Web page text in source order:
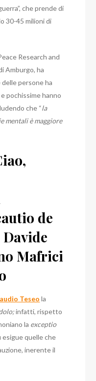
che prende di
30-45 milioni di
Research and
Amburgo, ha
persone ha
pochissime hanno
che “la
mentali è maggiore
de
Mafrici
Teseo la
infatti, rispetto
la exceptio
esigue quelle che
inerente il